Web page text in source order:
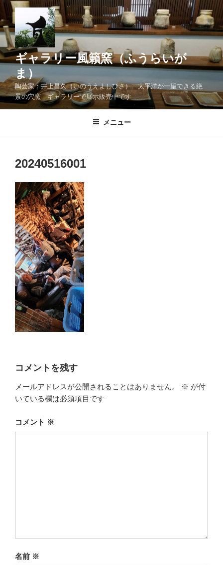
コ
ン
テ
ン
ツ
へ
キ
ッ
ギャラリー風籟窯（ふうらいが
ま）
陶芸家：井上昌久（いのうえよしひさ） 太平洋が一望できる絶
景の穴窯 ギャラリーで展示販売中です
メニュー
20240516001
コメントを残す
メールアドレスが公開されることはありません。 ※ が付
いている欄は必須項目です
コメント ※
名前 ※